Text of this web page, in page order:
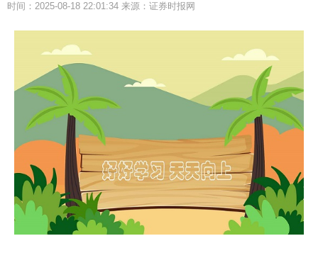
时间：2025-08-18 22:01:34 来源：证券时报网